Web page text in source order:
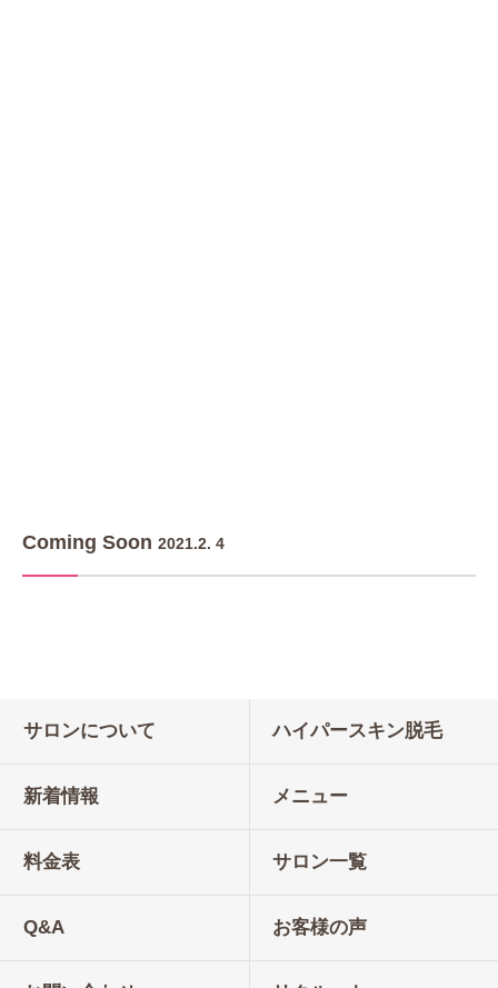
Coming Soon 2021.2. 4
サロンについて ハイパースキン脱毛
新着情報 メニュー
料金表 サロン一覧
Q&A お客様の声